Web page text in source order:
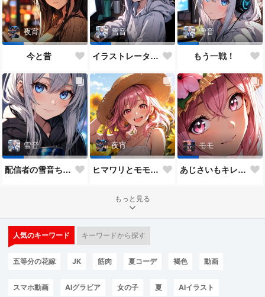
夜宵
今と昔
雪音
イラストレーター雪音ちゃん🎵
雪音
もう一戦！
雪音
配信者の雪音ちゃん
夜宵
ヒマワリとモモちゃん♥
モモ
あじさいもキレイだね♥
もっと見る
人気のキーワード キーワードから探す
五等分の花嫁 JK 筋肉 夏コーデ 褐色 動画
スマホ動画 AIグラビア 女の子 夏 AIイラスト